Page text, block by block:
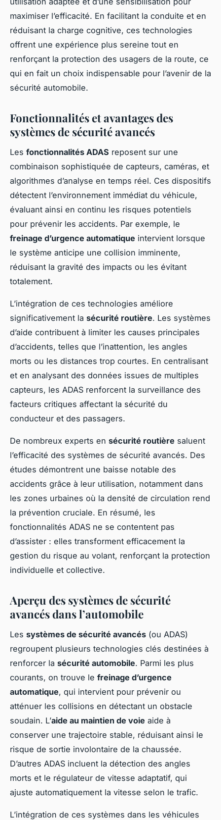
maximiser l’efficacité. En facilitant la conduite et en
réduisant la charge cognitive, ces technologies
offrent une expérience plus sereine tout en
renforçant la protection des usagers de la route, ce
qui en fait un choix indispensable pour l’avenir de la
sécurité automobile.
Fonctionnalités et avantages des
systèmes de sécurité avancés
Les fonctionnalités ADAS reposent sur une
combinaison sophistiquée de capteurs, caméras, et
algorithmes d’analyse en temps réel. Ces dispositifs
détectent l’environnement immédiat du véhicule,
évaluant ainsi en continu les risques potentiels
pour prévenir les accidents. Par exemple, le
freinage d’urgence automatique intervient lorsque
le système anticipe une collision imminente,
réduisant la gravité des impacts ou les évitant
totalement.
L’intégration de ces technologies améliore
significativement la sécurité routière. Les systèmes
d’aide contribuent à limiter les causes principales
d’accidents, telles que l’inattention, les angles
morts ou les distances trop courtes. En centralisant
et en analysant des données issues de multiples
capteurs, les ADAS renforcent la surveillance des
facteurs critiques affectant la sécurité du
conducteur et des passagers.
De nombreux experts en sécurité routière saluent
l’efficacité des systèmes de sécurité avancés. Des
études démontrent une baisse notable des
accidents grâce à leur utilisation, notamment dans
les zones urbaines où la densité de circulation rend
la prévention cruciale. En résumé, les
fonctionnalités ADAS ne se contentent pas
d’assister : elles transforment efficacement la
gestion du risque au volant, renforçant la protection
individuelle et collective.
Aperçu des systèmes de sécurité
avancés dans l’automobile
Les systèmes de sécurité avancés (ou ADAS)
regroupent plusieurs technologies clés destinées à
renforcer la sécurité automobile. Parmi les plus
courants, on trouve le freinage d’urgence
automatique, qui intervient pour prévenir ou
atténuer les collisions en détectant un obstacle
soudain. L’aide au maintien de voie aide à
conserver une trajectoire stable, réduisant ainsi le
risque de sortie involontaire de la chaussée.
D’autres ADAS incluent la détection des angles
morts et le régulateur de vitesse adaptatif, qui
ajuste automatiquement la vitesse selon le trafic.
L’intégration de ces systèmes dans les véhicules